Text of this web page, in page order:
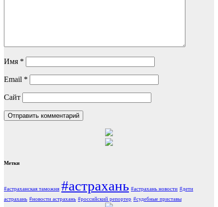
Имя *
Email *
Сайт
Метки
#астраханская таможня #астрахань #астрахань новости #дети
астрахань #новости астрахань #российский репортер #судебные приставы